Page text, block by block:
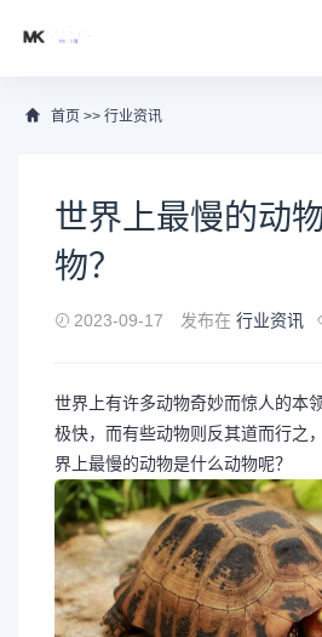
首页 >> 行业资讯
世界上最慢的动
物？
2023-09-17 发布在 行业资讯
世界上有许多动物奇妙而惊人的本
极快，而有些动物则反其道而行之
界上最慢的动物是什么动物呢？